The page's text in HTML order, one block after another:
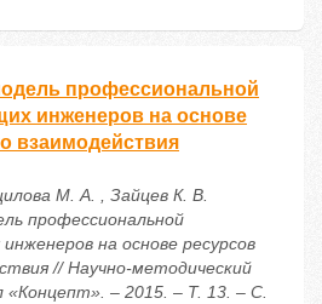
профессиональной
инженеров на основе
взаимодействия
М. А. , Зайцев К. В.
профессиональной
на основе ресурсов
// Научно-методический
– 2015. – Т. 13. – С.